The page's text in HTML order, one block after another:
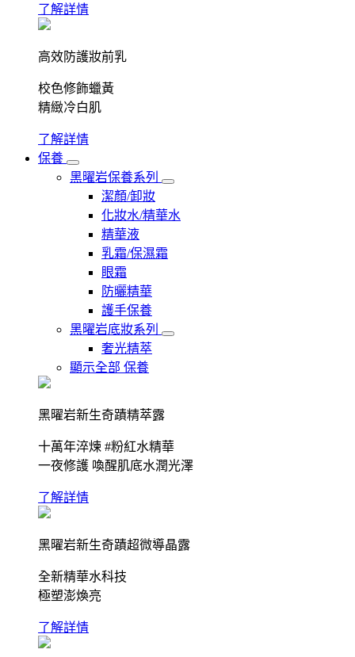
了解詳情
高效防護妝前乳
校色修飾蠟黃
精緻冷白肌
了解詳情
保養
黑曜岩保養系列
潔顏/卸妝
化妝水/精華水
精華液
乳霜/保濕霜
眼霜
防曬精華
護手保養
黑曜岩底妝系列
奢光精萃
顯示全部 保養
黑曜岩新生奇蹟精萃露
十萬年淬煉 #粉紅水精華
一夜修護 喚醒肌底水潤光澤
了解詳情
黑曜岩新生奇蹟超微導晶露
全新精華水科技
極塑澎煥亮
了解詳情